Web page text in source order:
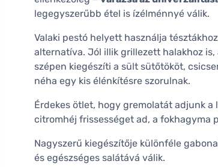
legegyszerűbb étel is ízélménnyé válik.
Valaki pestó helyett használja
alternatíva. Jól illik grillezett halakhoz
szépen kiegészíti a sült sütőtököt,
néha egy kis élénkítésre szorulnak.
Érdekes ötlet, hogy gremolatát adjunk
citromhéj frissességet ad, a fokhagyma
Nagyszerű kiegészítője különféle
és egészséges salátává válik.